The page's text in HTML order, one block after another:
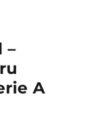
–
A